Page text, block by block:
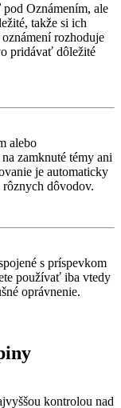
Oznámením, ale
takže si ich
rozhoduje
pridávať dôležité
alebo
zamknuté témy ani
je automaticky
dôvodov.
s príspevkom
používať iba vtedy
oprávnenie.
kontrolou nad